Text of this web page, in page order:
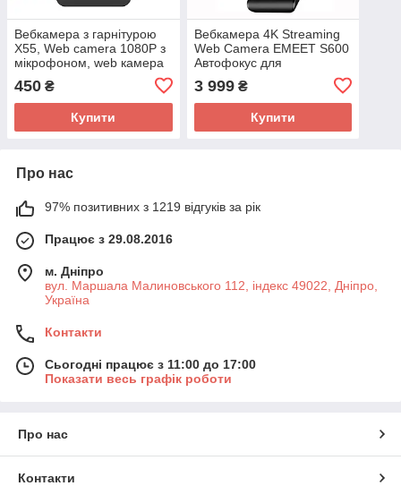
Вебкамера з гарнітурою
X55, Web camera 1080P з
мікрофоном, web камера
450 ₴
Купити
Вебкамера 4K Streaming
Web Camera EMEET S600
Автофокус для
3 999₴
Купити
Про нас
97% позитивних з 1219 відгуків за рік
Працює з 29.08.2016
м. Дніпро
вул. Маршала Малиновського 112, індекс 49022, Дніпро,
Україна
Контакти
Сьогодні працює з 11:00 до 17:00
Показати весь графік роботи
Про нас
Контакти